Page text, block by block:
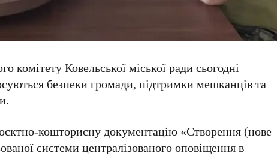
комітету Ковельської міської ради сьогодні
безпеки громади, підтримки мешканців та
документацію «Створення (нове
системи централізованого оповіщення в